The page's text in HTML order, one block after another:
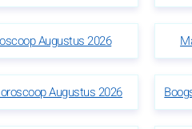
Augustus 2026
Augustus 2026